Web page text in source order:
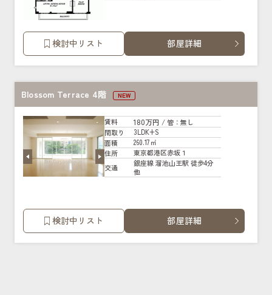
検討中リスト 部屋詳細
Blossom Terrace 4階 NEW
賃料 180万円 / 管：無し
間取り
3LDK+S
面積
260.17㎡
住所
東京都港区赤坂１
交通
銀座線 溜池山王駅 徒歩4分
他
検討中リスト 部屋詳細